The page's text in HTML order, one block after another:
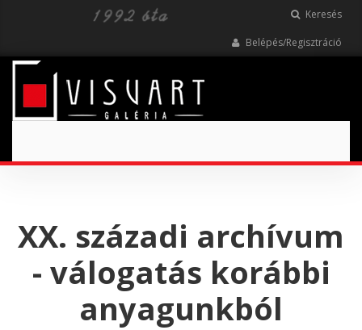
Keresés
Belépés/Regisztráció
XX. századi archívum
- válogatás korábbi
anyagunkból